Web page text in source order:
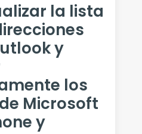
la lista
y
los
Microsoft
y